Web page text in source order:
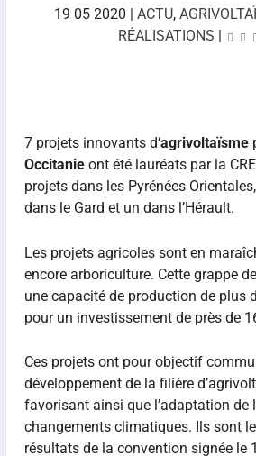
19 05 2020 |ACTU,
RÉALISATIONS |
7 projets innovants d‘agrivoltaïsme
Occitanieont été lauréats par la
projets dans les Pyrénées
dans le Gard et un dans l’Hérault.
Les projets agricoles sont en
encore arboriculture. Cette grappe
une capacité de production de plus
pour un investissement de près de
Ces projets ont pour objectif
développement de la filière
favorisant ainsi que l’adaptation de
changements climatiques. Ils sont
résultats de la convention signée le